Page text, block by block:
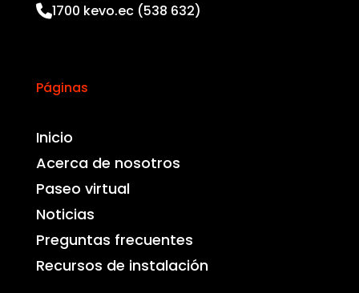
1700 kevo.ec (538 632)
Páginas
Inicio
Acerca de nosotros
Paseo virtual
Noticias
Preguntas frecuentes
Recursos de instalación